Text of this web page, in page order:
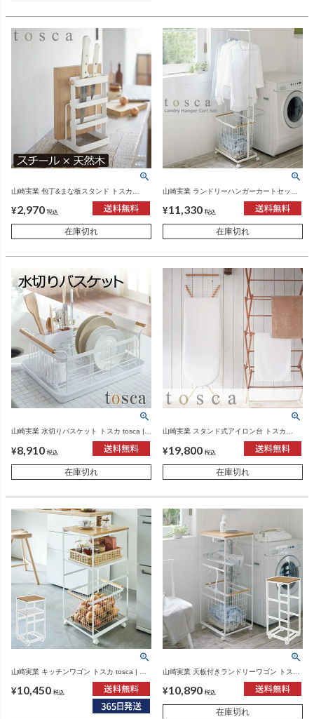
山崎実業 包丁&まな板スタンド トスカ
¥2,970 税込
在庫切れ
山崎実業 ランドリーハンガーカートセット
ーズ
¥11,330 税込
在庫切れ
山崎実業 水切りバスケット トスカ tosca |
キッチン雑貨・トスカシリーズ
¥8,910 税込
在庫切れ
山崎実業 スタンド式アイロン台 トスカ
tosca | インテリア雑貨・トスカシリーズ
¥19,800 税込
在庫切れ
山崎実業 キッチンワゴン トスカ tosca | キ
¥10,450 税込
山崎実業 天板付きランドリーワゴン トスカ
¥10,890 税込
在庫切れ